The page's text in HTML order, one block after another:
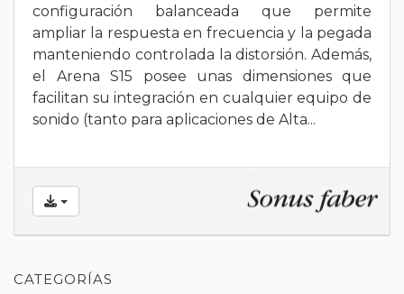
configuración balanceada que permite
ampliar la respuesta en frecuencia y la pegada
manteniendo controlada la distorsión. Además,
el Arena S15 posee unas dimensiones que
facilitan su integración en cualquier equipo de
sonido (tanto para aplicaciones de Alta...
CATEGORÍAS